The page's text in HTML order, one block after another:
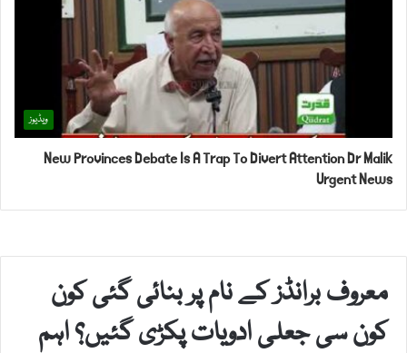
ویڈیوز
New Provinces Debate Is A Trap To Divert Attention Dr Malik
Urgent News